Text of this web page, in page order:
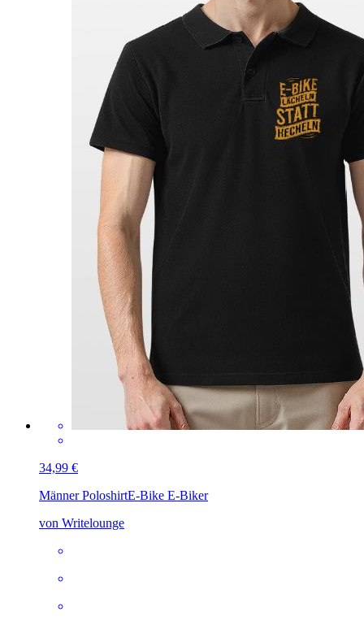
34,99 €
Männer PoloshirtE-Bike E-Biker
von Writelounge